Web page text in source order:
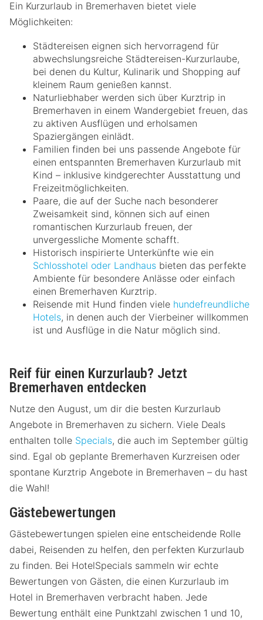
Ein Kurzurlaub in Bremerhaven bietet viele
Möglichkeiten:
Städtereisen eignen sich hervorragend für
abwechslungsreiche Städtereisen-Kurzurlaube,
bei denen du Kultur, Kulinarik und Shopping auf
kleinem Raum genießen kannst.
Naturliebhaber werden sich über Kurztrip in
Bremerhaven in einem Wandergebiet freuen, das
zu aktiven Ausflügen und erholsamen
Spaziergängen einlädt.
Familien finden bei uns passende Angebote für
einen entspannten Bremerhaven Kurzurlaub mit
Kind – inklusive kindgerechter Ausstattung und
Freizeitmöglichkeiten.
Paare, die auf der Suche nach besonderer
Zweisamkeit sind, können sich auf einen
romantischen Kurzurlaub freuen, der
unvergessliche Momente schafft.
Historisch inspirierte Unterkünfte wie ein
Schlosshotel oder Landhaus bieten das perfekte
Ambiente für besondere Anlässe oder einfach
einen Bremerhaven Kurztrip.
Reisende mit Hund finden viele hundefreundliche
Hotels, in denen auch der Vierbeiner willkommen
ist und Ausflüge in die Natur möglich sind.
Reif für einen Kurzurlaub? Jetzt
Bremerhaven entdecken
Nutze den August, um dir die besten Kurzurlaub
Angebote in Bremerhaven zu sichern. Viele Deals
enthalten tolle Specials, die auch im September gültig
sind. Egal ob geplante Bremerhaven Kurzreisen oder
spontane Kurztrip Angebote in Bremerhaven – du hast
die Wahl!
Gästebewertungen
Gästebewertungen spielen eine entscheidende Rolle
dabei, Reisenden zu helfen, den perfekten Kurzurlaub
zu finden. Bei HotelSpecials sammeln wir echte
Bewertungen von Gästen, die einen Kurzurlaub im
Hotel in Bremerhaven verbracht haben. Jede
Bewertung enthält eine Punktzahl zwischen 1 und 10,